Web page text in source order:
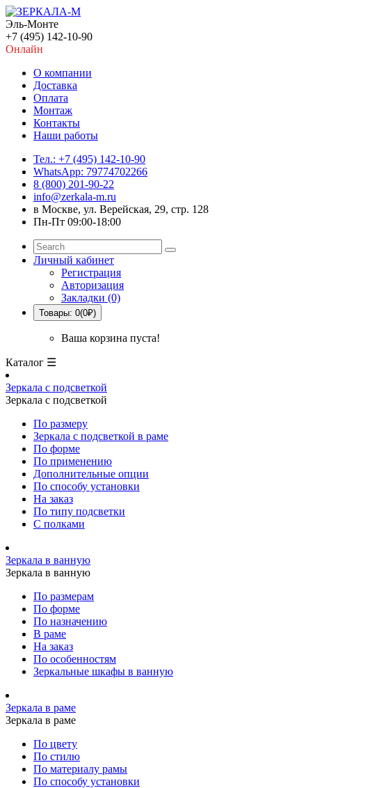
Эль-Монте
+7 (495) 142-10-90
Онлайн
О компании
Доставка
Оплата
Монтаж
Контакты
Наши работы
Тел.: +7 (495) 142-10-90
WhatsApp: 79774702266
8 (800) 201-90-22
info@zerkala-m.ru
в Москве, ул. Верейская, 29, стр. 128
Пн-Пт 09:00-18:00
Личный кабинет
Регистрация
Авторизация
Закладки (0)
Товары: 0(0₽)
Ваша корзина пуста!
Каталог ☰
Зеркала с подсветкой
Зеркала с подсветкой
По размеру
Зеркала с подсветкой в раме
По форме
По применению
Дополнительные опции
По способу установки
На заказ
По типу подсветки
С полками
Зеркала в ванную
Зеркала в ванную
По размерам
По форме
По назначению
В раме
На заказ
По особенностям
Зеркальные шкафы в ванную
Зеркала в раме
Зеркала в раме
По цвету
По стилю
По материалу рамы
По способу установки